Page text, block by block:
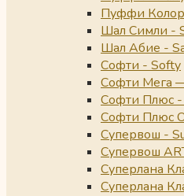
Пуффи Колор
Шал Симли -
Шал Абие -
Софти - Softy
Софти Мега
Софти Плюс -
Софти Плюс
Супервош -
Супервош
Суперлана
Суперлана